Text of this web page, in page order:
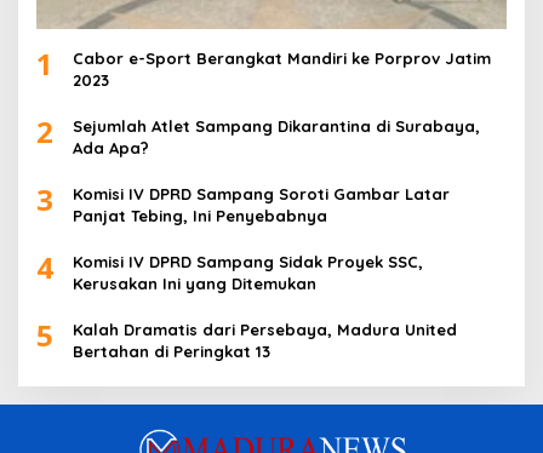
1
Cabor e-Sport Berangkat Mandiri ke Porprov Jatim
2023
2
Sejumlah Atlet Sampang Dikarantina di Surabaya,
Ada Apa?
3
Komisi IV DPRD Sampang Soroti Gambar Latar
Panjat Tebing, Ini Penyebabnya
4
Komisi IV DPRD Sampang Sidak Proyek SSC,
Kerusakan Ini yang Ditemukan
5
Kalah Dramatis dari Persebaya, Madura United
Bertahan di Peringkat 13